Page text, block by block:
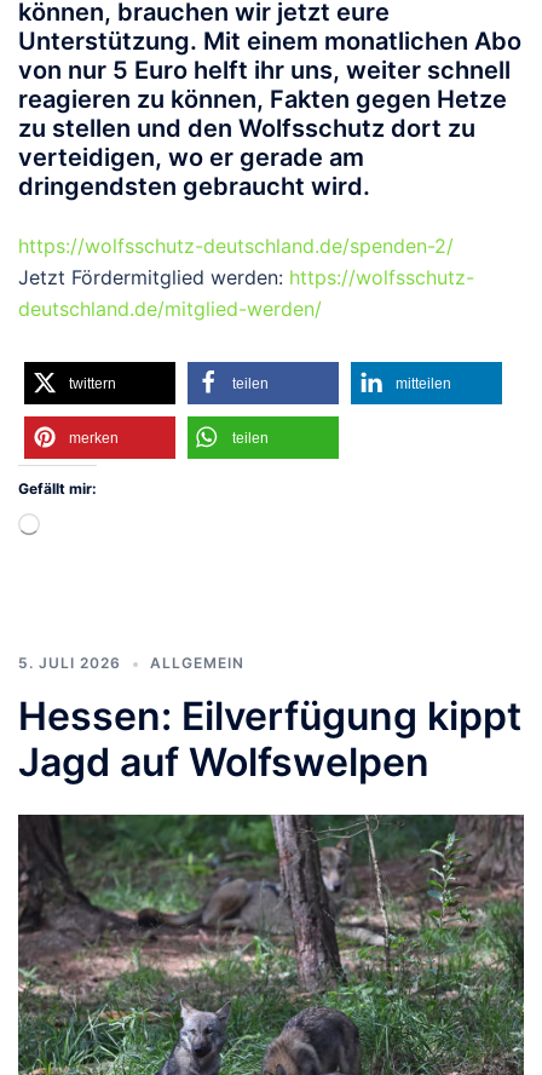
können, brauchen wir jetzt eure
Unterstützung. Mit einem monatlichen Abo
von nur 5 Euro helft ihr uns, weiter schnell
reagieren zu können, Fakten gegen Hetze
zu stellen und den Wolfsschutz dort zu
verteidigen, wo er gerade am
dringendsten gebraucht wird.
https://wolfsschutz-deutschland.de/spenden-2/
Jetzt Fördermitglied werden: https://wolfsschutz-
deutschland.de/mitglied-werden/
twittern teilen mitteilen
merken teilen
Gefällt mir:
Wird
5. JULI 2026 ALLGEMEIN
Hessen: Eilverfügung kippt
Jagd auf Wolfswelpen